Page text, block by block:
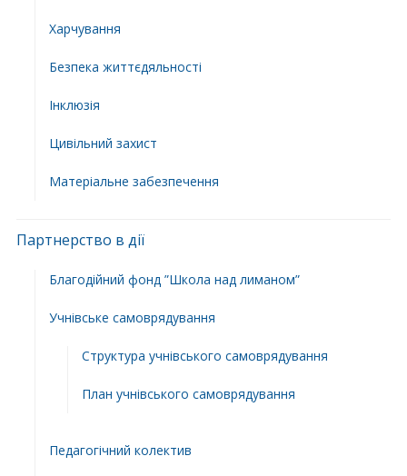
Харчування
Безпека життєдяльності
Інклюзія
Цивільний захист
Матеріальне забезпечення
Партнерство в дії
Благодійний фонд ”Школа над лиманом”
Учнівське самоврядування
Структура учнiвського самоврядування
План учнiвського самоврядування
Педагогічний колектив